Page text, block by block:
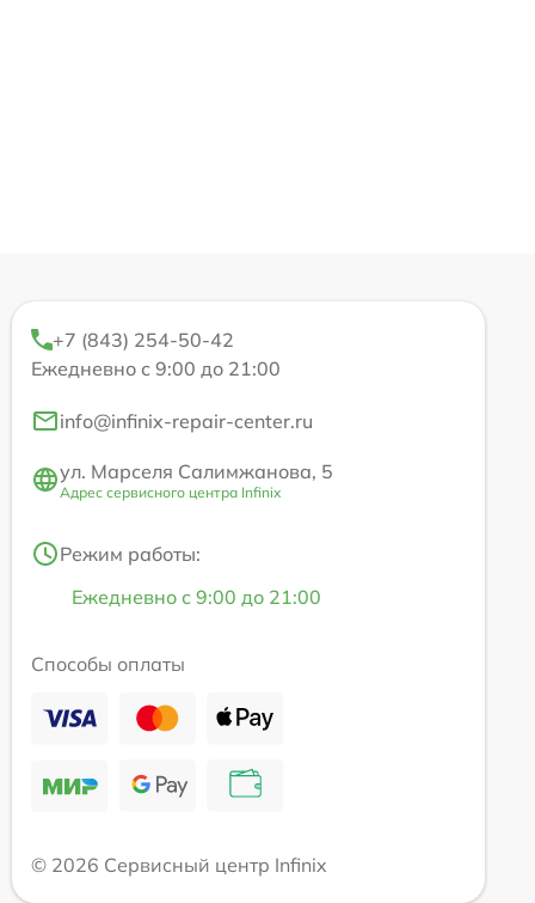
+7 (843) 254-50-42
Ежедневно с 9:00 до 21:00
info@infinix-repair-center.ru
ул. Марселя Салимжанова, 5
Адрес сервисного центра Infinix
Режим работы:
Ежедневно с 9:00 до 21:00
Способы оплаты
© 2026 Сервисный центр Infinix